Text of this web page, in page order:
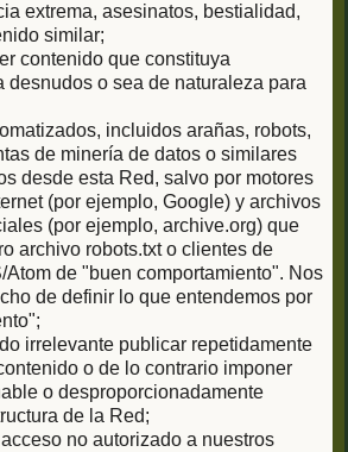
extrema, asesinatos, bestialidad,
similar;
contenido que constituya
desnudos o sea de naturaleza para
incluidos arañas, robots,
de minería de datos o similares
desde esta Red, salvo por motores
(por ejemplo, Google) y archivos
(por ejemplo, archive.org) que
archivo robots.txt o clientes de
de "buen comportamiento". Nos
de definir lo que entendemos por
irrelevante publicar repetidamente
o de lo contrario imponer
o desproporcionadamente
de la Red;
no autorizado a nuestros